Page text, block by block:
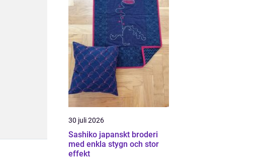
30 juli 2026
Sashiko japanskt broderi
med enkla stygn och stor
effekt